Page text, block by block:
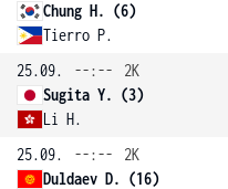
Chung H. (6)
Tierro P.
25.09.
--:--
2K
Sugita Y. (3)
Li H.
25.09.
--:--
2K
Duldaev D. (16)